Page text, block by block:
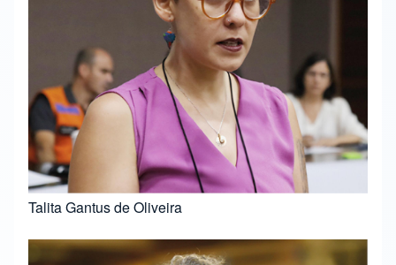
Talita Gantus de Oliveira